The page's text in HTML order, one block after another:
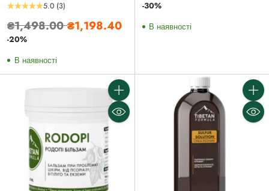
5.0 (3)
Звичайна
ціна
₴1,498.00₴1,198.40
-20%
В наявності
ціна
-30%
В наявності
Кількість